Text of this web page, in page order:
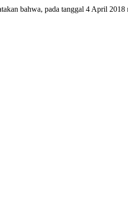
bahwa, pada tanggal 4 April 2018